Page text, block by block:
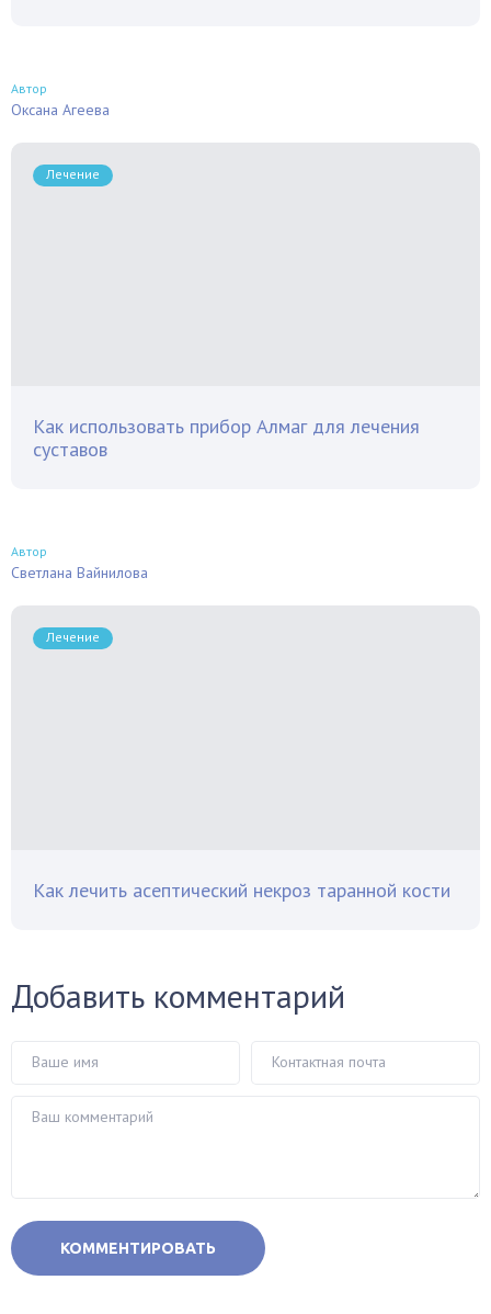
Автор
Оксана Агеева
Лечение
Как использовать прибор Алмаг для лечения
суставов
Автор
Светлана Вайнилова
Лечение
Как лечить асептический некроз таранной кости
Добавить комментарий
КОММЕНТИРОВАТЬ